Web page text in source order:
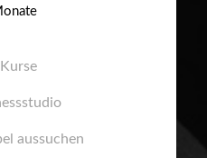
aussuchen